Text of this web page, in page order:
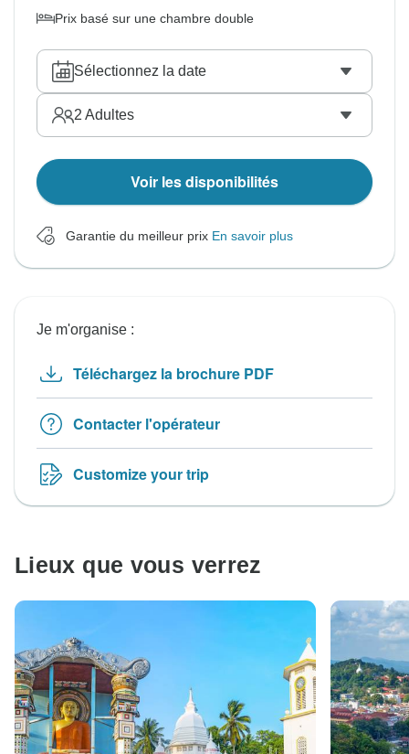
Prix basé sur une chambre double
Sélectionnez la date
2 Adultes
Voir les disponibilités
Garantie du meilleur prix En savoir plus
Je m'organise :
Téléchargez la brochure PDF
Contacter l'opérateur
Customize your trip
Lieux que vous verrez